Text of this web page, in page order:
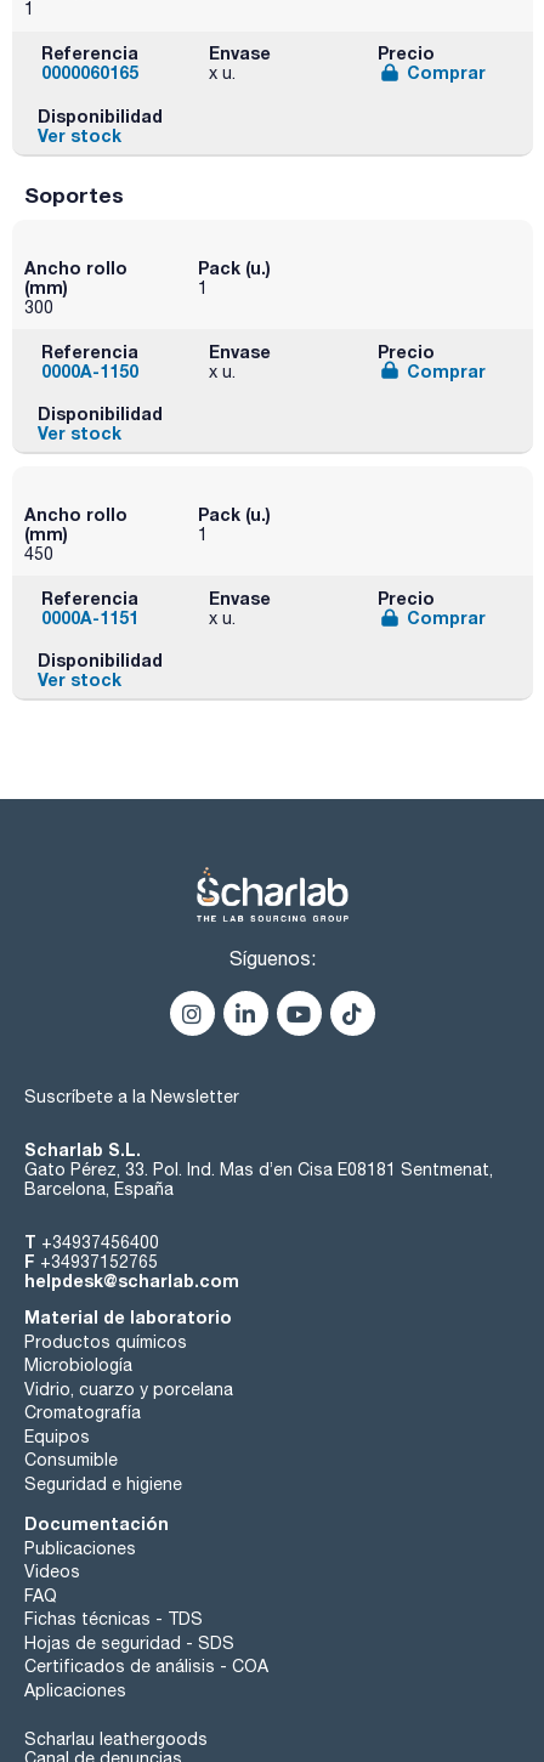
1
Referencia
0000060165
Envase
x u.
Precio
Comprar
Disponibilidad
Ver stock
Soportes
Ancho rollo
(mm)
300
Pack (u.)
1
Referencia
0000A-1150
Envase
x u.
Precio
Comprar
Disponibilidad
Ver stock
Ancho rollo
(mm)
450
Pack (u.)
1
Referencia
0000A-1151
Envase
x u.
Precio
Comprar
Disponibilidad
Ver stock
Síguenos:
Suscríbete a la Newsletter
Scharlab S.L.
Gato Pérez, 33. Pol. Ind. Mas d’en Cisa E08181 Sentmenat,
Barcelona, España
T +34937456400
F +34937152765
helpdesk@scharlab.com
Material de laboratorio
Productos químicos
Microbiología
Vidrio, cuarzo y porcelana
Cromatografía
Equipos
Consumible
Seguridad e higiene
Documentación
Publicaciones
Videos
FAQ
Fichas técnicas - TDS
Hojas de seguridad - SDS
Certificados de análisis - COA
Aplicaciones
Scharlau leathergoods